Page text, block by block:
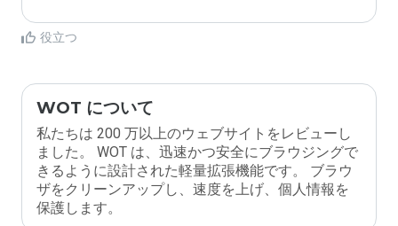
役立つ
WOT について
私たちは 200 万以上のウェブサイトをレビューし
ました。 WOT は、迅速かつ安全にブラウジングで
きるように設計された軽量拡張機能です。 ブラウ
ザをクリーンアップし、速度を上げ、個人情報を
保護します。